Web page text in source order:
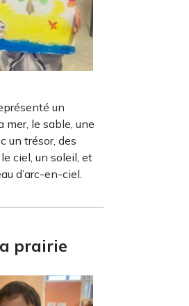
un
mer, le sable, une
un trésor, des
ciel, un soleil, et
d’arc-en-ciel.
prairie